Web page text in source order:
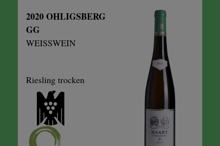
2020 OHLIGSBERG
GG
WEISSWEIN
Riesling trocken